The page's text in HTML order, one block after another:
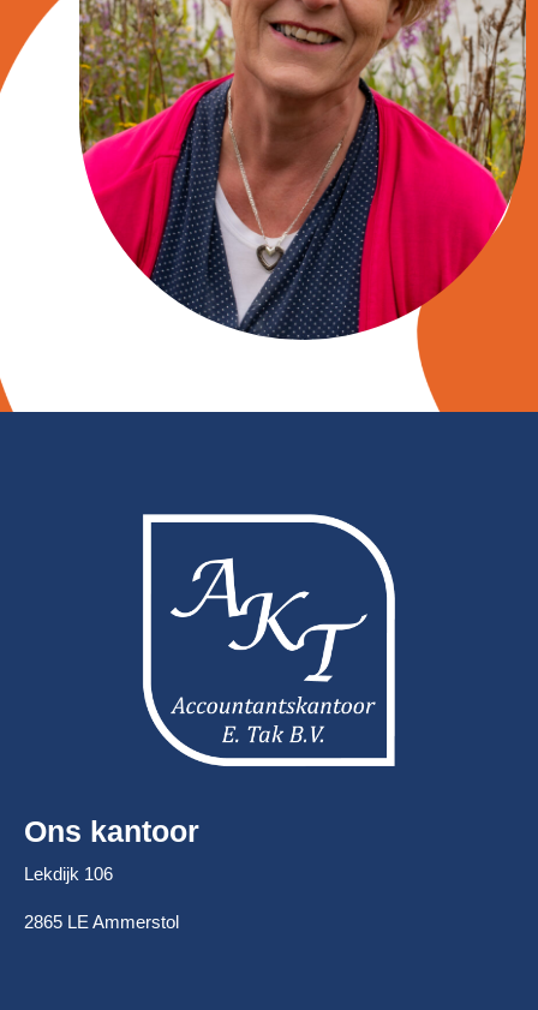
Ons kantoor
Lekdijk 106
2865 LE Ammerstol